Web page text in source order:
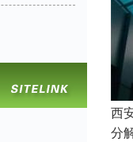
西
分